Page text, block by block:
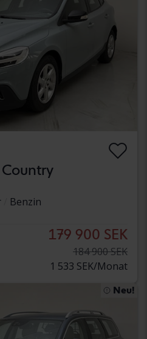
Benzin
179 900 SEK
184 900 SEK
1 533 SEK/Monat
Neu!